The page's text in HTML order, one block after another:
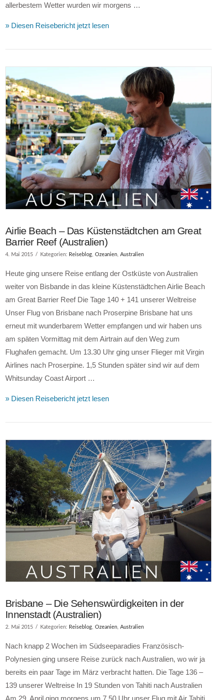
VIEW POST
allerbestem Wetter wurden wir morgens …
» Diesen Reisebericht jetzt lesen
VIEW POST
Airlie Beach – Das Küstenstädtchen am Great
Barrier Reef (Australien)
4. Mai 2015 Kategorien: Reiseblog ,Ozeanien ,Australien
Heute ging unsere Reise entlang der Ostküste von Australien
weiter von Bisbande in das kleine Küstenstädtchen Airlie Beach
am Great Barrier Reef Die Tage 140 + 141 unserer Weltreise
Unser Flug von Brisbane nach Proserpine Brisbane hat uns
erneut mit wunderbarem Wetter empfangen und wir haben uns
am späten Vormittag mit dem Airtrain auf den Weg zum
Flughafen gemacht. Um 13.30 Uhr ging unser Flieger mit Virgin
Airlines nach Proserpine. 1,5 Stunden später sind wir auf dem
Whitsunday Coast Airport …
» Diesen Reisebericht jetzt lesen
Brisbane – Die Sehenswürdigkeiten in der
Innenstadt (Australien)
2. Mai 2015 Kategorien: Reiseblog,Ozeanien,Australien
Nach knapp 2 Wochen im Südseeparadies Französisch-
Polynesien ging unsere Reise zurück nach Australien, wo wir ja
bereits ein paar Tage im März verbracht hatten. Die Tage 136 –
139 unserer Weltreise In 19 Stunden von Tahiti nach Australien